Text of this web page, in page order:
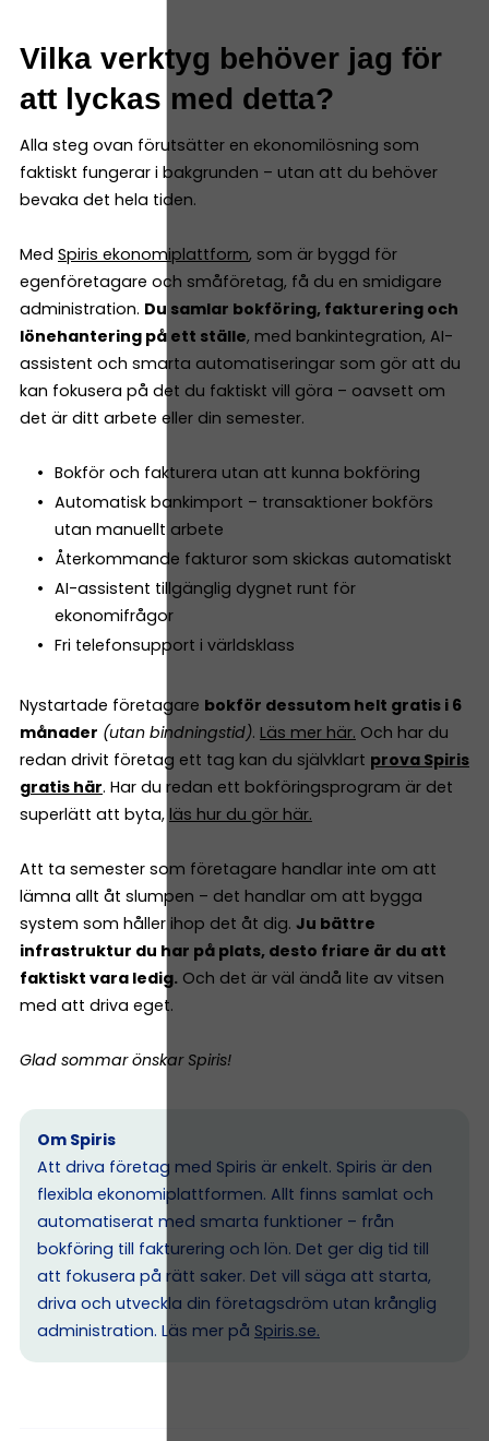
Vilka verktyg behöver jag för
att lyckas med detta?
Alla steg ovan förutsätter en ekonomilösning som
faktiskt fungerar i bakgrunden – utan att du behöver
bevaka det hela tiden.
Med Spiris ekonomiplattform, som är byggd för
egenföretagare och småföretag, få du en smidigare
administration. Du samlar bokföring, fakturering och
lönehantering på ett ställe, med bankintegration, AI-
assistent och smarta automatiseringar som gör att du
kan fokusera på det du faktiskt vill göra – oavsett om
det är ditt arbete eller din semester.
Bokför och fakturera utan att kunna bokföring
Automatisk bankimport – transaktioner bokförs
utan manuellt arbete
Återkommande fakturor som skickas automatiskt
AI-assistent tillgänglig dygnet runt för
ekonomifrågor
Fri telefonsupport i världsklass
Nystartade företagare bokför dessutom helt gratis i 6
månader (utan bindningstid). Läs mer här. Och har du
redan drivit företag ett tag kan du självklart prova Spiris
gratis här. Har du redan ett bokföringsprogram är det
superlätt att byta, läs hur du gör här.
Att ta semester som företagare handlar inte om att
lämna allt åt slumpen – det handlar om att bygga
system som håller ihop det åt dig. Ju bättre
infrastruktur du har på plats, desto friare är du att
faktiskt vara ledig. Och det är väl ändå lite av vitsen
med att driva eget.
Glad sommar önskar Spiris!
Om Spiris
Att driva företag med Spiris är enkelt. Spiris är den
flexibla ekonomiplattformen. Allt finns samlat och
automatiserat med smarta funktioner – från
bokföring till fakturering och lön. Det ger dig tid till
att fokusera på rätt saker. Det vill säga att starta,
driva och utveckla din företagsdröm utan krånglig
administration. Läs mer på Spiris.se.